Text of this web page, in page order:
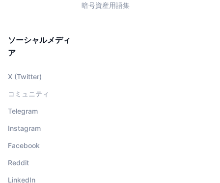
暗号資産用語集
ソーシャルメディ
ア
X (Twitter)
コミュニティ
Telegram
Instagram
Facebook
Reddit
LinkedIn